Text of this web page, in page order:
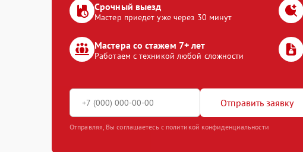
Срочный выезд
Мастер приедет уже через 30 минут
Мастера со стажем 7+ лет
Работаем с техникой любой сложности
Отправить заявку
Отправляя, Вы соглашаетесь с политикой конфиденциальности